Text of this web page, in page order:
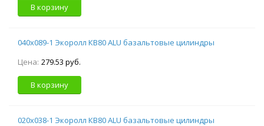
В корзину
040х089-1 Экоролл КВ80 ALU базальтовые цилиндры
Цена: 279.53 руб.
В корзину
020х038-1 Экоролл КВ80 ALU базальтовые цилиндры